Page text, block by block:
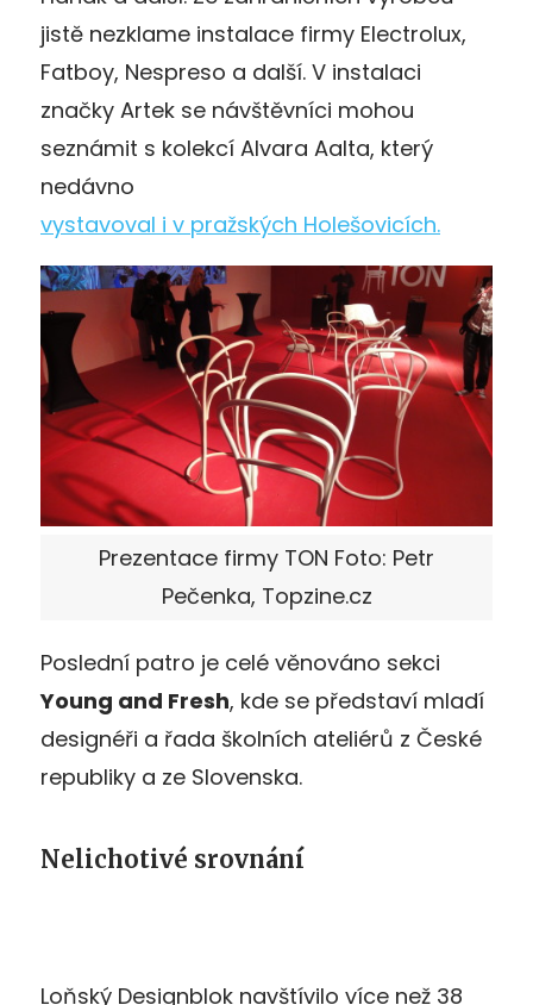
jistě nezklame instalace firmy Electrolux,
Fatboy, Nespreso a další. V instalaci
značky Artek se návštěvníci mohou
seznámit s kolekcí Alvara Aalta, který
nedávno
vystavoval i v pražských Holešovicích.
Prezentace firmy TON Foto: Petr
Pečenka, Topzine.cz
Poslední patro je celé věnováno sekci
Young and Fresh, kde se představí mladí
designéři a řada školních ateliérů z České
republiky a ze Slovenska.
Nelichotivé srovnání
Loňský Designblok navštívilo více než 38